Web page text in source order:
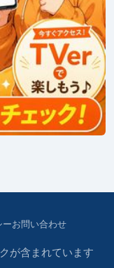
ーお問い合わせ
が含まれています